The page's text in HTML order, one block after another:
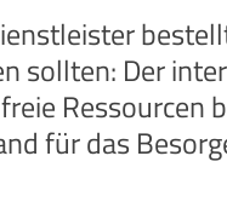
sollten: Der
Ressourcen
für das